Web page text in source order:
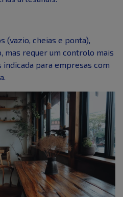
(vazio, cheias e ponta),
mas requer um controlo mais
para empresas com